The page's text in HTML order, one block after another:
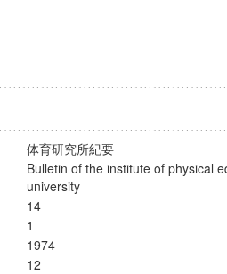
体育研究所紀要
Bulletin of the institute of physical
university
14
1
1974
12